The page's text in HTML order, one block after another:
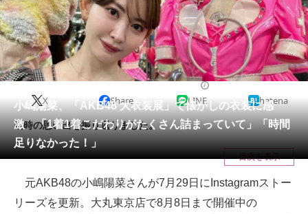
グルメ 地域
住まい 教育・育児
動物 リサーチ
会員記事
メディア
注目記事を集めた総合ページ
ITの今と未来を見通す
小嶋陽菜、「AKB48 大衣装展」で懐かしの衣装に感
激 「1着1着こだわりがたくさん詰まっていて」「時間
足りなかった！」
X Share LINE hatena
当時の思い出を振り返りました。
目次を表示
元AKB48の小嶋陽菜さんが7月29日にInstagramストー
リーズを更新。大丸東京店で8月8日まで開催中の